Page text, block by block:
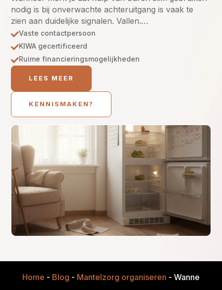
nodig is bij onverwachte achteruitgang is vaak te
zien aan duidelijke signalen. Vallen.…
Vaste contactpersoon
KIWA gecertificeerd
Ruime financieringsmogelijkheden
LEES MEER
KENNISMAKEN?
Home - Blog - Mantelzorg organiseren - Wanneer